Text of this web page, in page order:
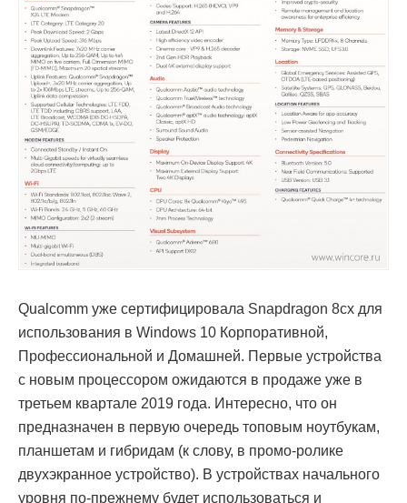
Qualcomm уже сертифицировала Snapdragon 8cx для
использования в Windows 10 Корпоративной,
Профессиональной и Домашней. Первые устройства
с новым процессором ожидаются в продаже уже в
третьем квартале 2019 года. Интересно, что он
предназначен в первую очередь топовым ноутбукам,
планшетам и гибридам (к слову, в промо-ролике
двухэкранное устройство). В устройствах начального
уровня по-прежнему будет использоваться и